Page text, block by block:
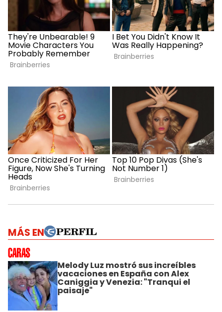
MÁS EN
Melody Luz mostró sus increíbles
vacaciones en España con Alex
Caniggia y Venezia: "Tranqui el
paisaje"